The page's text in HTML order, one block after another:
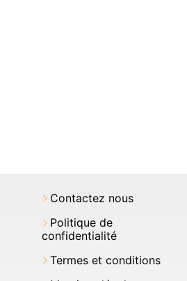
Contactez nous
Politique de
confidentialité
Termes et conditions